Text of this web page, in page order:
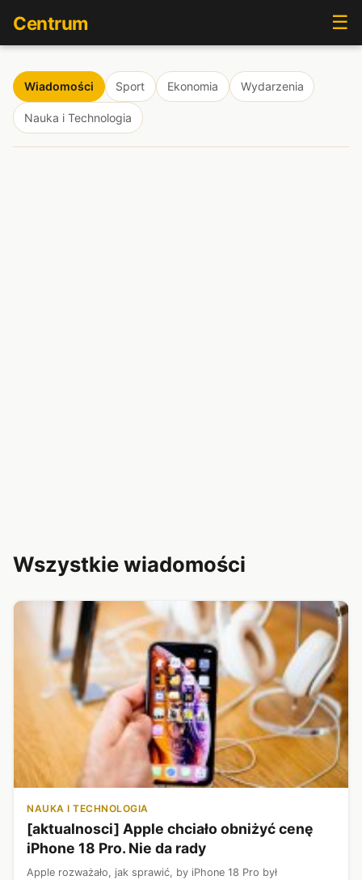
Centrum ☰
Wiadomości Sport Ekonomia Wydarzenia
Nauka i Technologia
Wszystkie wiadomości
NAUKA I TECHNOLOGIA
[aktualnosci] Apple chciało obniżyć cenę
iPhone 18 Pro. Nie da rady
Apple rozważało, jak sprawić, by iPhone 18 Pro był